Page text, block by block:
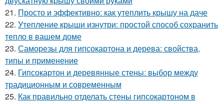
21. Просто и эффективно: как утеплить крышу на даче
22. Утепление крыши изнутри: простой способ сохранить
тепло в вашем доме
23. Саморезы для гипсокартона и дерева: свойства,
типы и применение
24. Гипсокартон и деревянные стены: выбор между
традиционным и современным
25. Как правильно отделать стены гипсокартоном в